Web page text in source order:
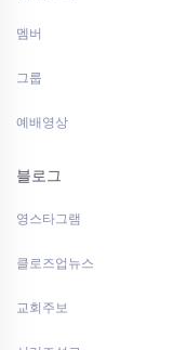
멤버
그룹
예배영상
블로그
영스타그램
클로즈업뉴스
교회주보